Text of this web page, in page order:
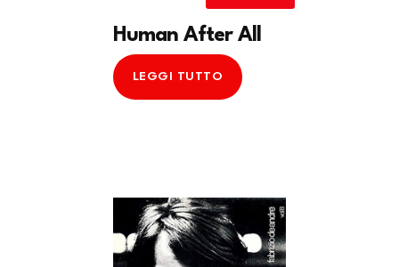
Human After All
LEGGI TUTTO